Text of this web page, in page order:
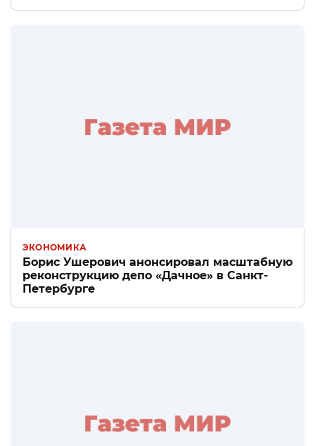
ЭКОНОМИКА
Борис Ушерович анонсировал масштабную
реконструкцию депо «Дачное» в Санкт-
Петербурге